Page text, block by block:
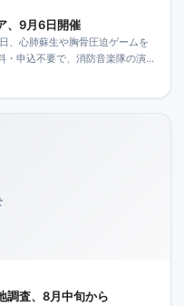
、9月6日開催
、心肺蘇生や胸骨圧迫ゲームを
申込不要で、消防音楽隊の演奏
調査、8月中旬から